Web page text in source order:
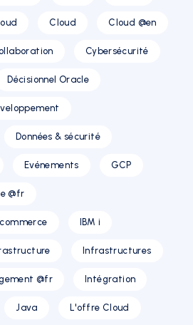
Cloud Cloud @en
Cybersécurité
Décisionnel Oracle
Données & sécurité
Evénements GCP
@fr
IBM i
Infrastructures
@fr Intégration
Java L'offre Cloud